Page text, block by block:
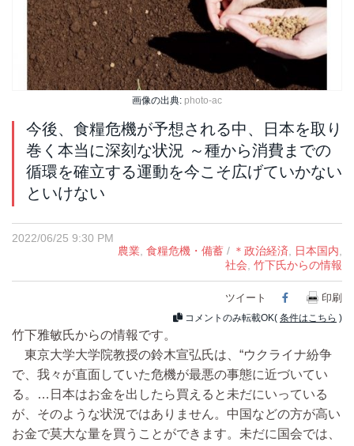
画像の出典: photo-ac
今後、食糧危機が予想される中、日本を取り
巻く本当に深刻な状況 ～種から消費までの
循環を確立する運動を今こそ広げていかない
といけない
2022/06/25 9:30 PM
農業, 食糧危機・備蓄 / ＊政治経済, 日本国内,
社会, 竹下氏からの情報
ツイート Facebook
印刷
コメントのみ転載OK( 条件はこちら )
竹下雅敏氏からの情報です。
東京大学大学院教授の鈴木宣弘氏は、“ウクライナ紛争
で、我々が直面していた危機が最悪の事態に近づいてい
る。…日本はお金を出したら買えると未だにいっている
が、そのような状況ではありません。中国などの方が高い
お金で莫大な量を買うことができます。未だに国会では、